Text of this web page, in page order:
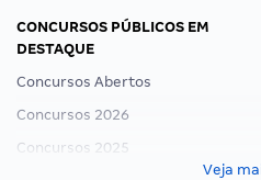
CONCURSOS PÚBLICOS EM
DESTAQUE
Concursos Abertos
Concursos 2026
Concursos 2025
Veja